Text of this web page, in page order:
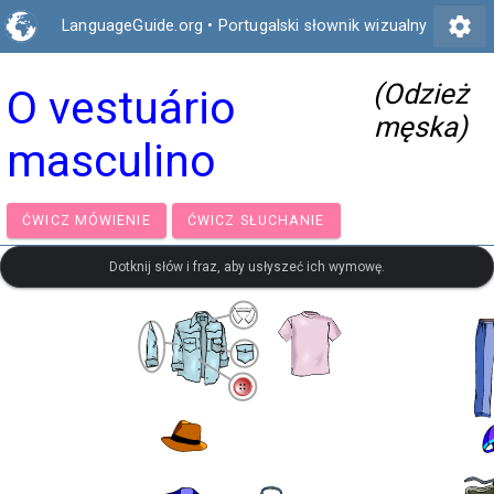
LanguageGuide.org • Portugalski słownik wizualny settings
O vestuário
masculino
(Odzież
męska)
ĆWICZ MÓWIENIE ĆWICZ SŁUCHANIE
Dotknij słów i fraz, aby usłyszeć ich wymowę.